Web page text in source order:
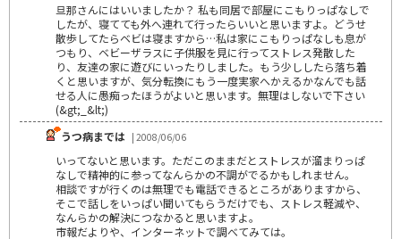
旦那さんにはいいましたか？ 私も同居で部屋にこもりっぱなしで
したが、寝てても外へ連れて行ったらいいと思いますよ。どうせ
散歩してたらベビは寝ますから…私は家にこもりっぱなしも息が
つもり、ベビーザラスに子供服を見に行ってストレス発散した
り、友達の家に遊びにいったりしました。もう少ししたら落ち着
くと思いますが、気分転換にもう一度実家へかえるかなんでも話
せる人に愚痴ったほうがよいと思います。無理はしないで下さい
(&gt;_&lt;)
うつ病までは | 2008/06/06
いってないと思います。ただこのままだとストレスが溜まりっぱ
なしで精神的に参ってなんらかの不調がでるかもしれません。
相談ですが行くのは無理でも電話できるところがありますから、
そこで話しをいっぱい聞いてもらうだけでも、ストレス軽減や、
なんらかの解決につなかると思いますよ。
市報だよりや、インターネットで調べてみては。